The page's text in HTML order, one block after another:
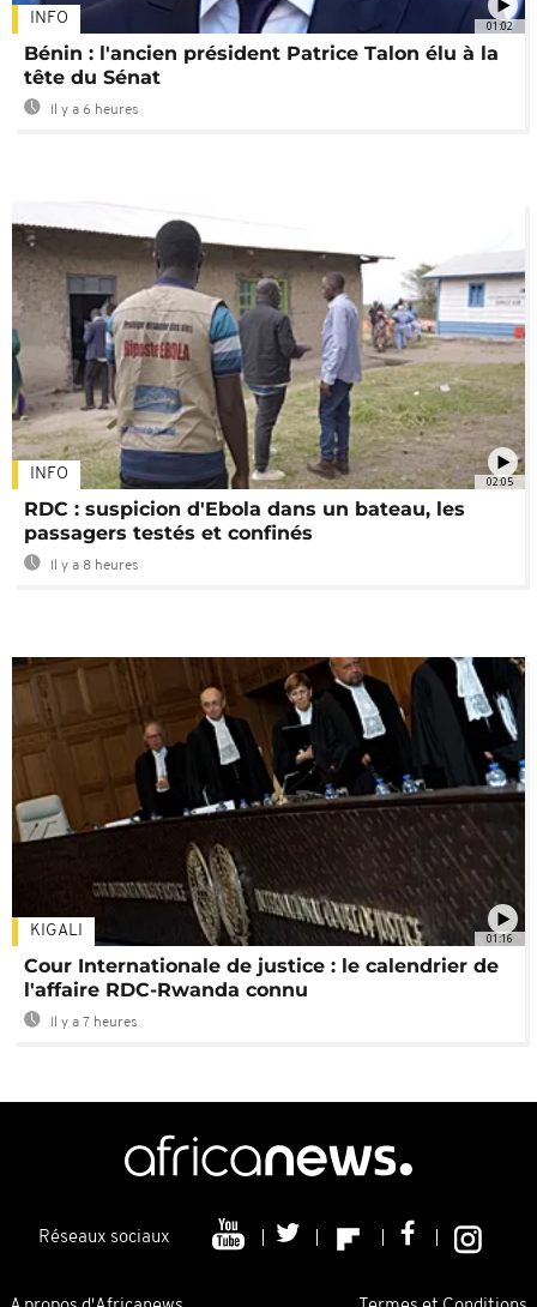
01:02
INFO
Bénin : l'ancien président Patrice Talon élu à la
tête du Sénat
Il y a 6 heures
02:05
INFO
RDC : suspicion d'Ebola dans un bateau, les
passagers testés et confinés
Il y a 8 heures
01:16
KIGALI
Cour Internationale de justice : le calendrier de
l'affaire RDC-Rwanda connu
Il y a 7 heures
Réseaux sociaux